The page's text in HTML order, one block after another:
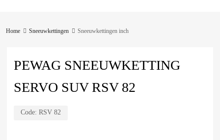
Home Sneeuwkettingen Sneeuwkettingen inch
PEWAG SNEEUWKETTING
SERVO SUV RSV 82
Code: RSV 82